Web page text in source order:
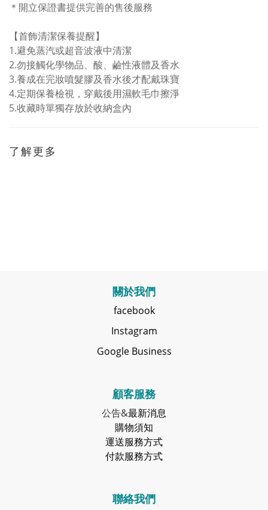
＊開立保證書提供完善的售後服務
【首飾清潔保養提醒】
1.避免蒸汽或超音波液中清潔
2.勿接觸化學物品、酸、鹼性液體及香水
3.養成在完妝噴髮膠及香水後才配戴珠寶
4.定期保養檢視，穿戴後用濕軟毛巾擦淨
5.收藏時單獨存放於收納盒內
了解更多
關於我們
facebook
Instagram
Google Business
顧客服務
公告&最新消息
購物須知
運送服務方式
付款服務方式
聯絡我們